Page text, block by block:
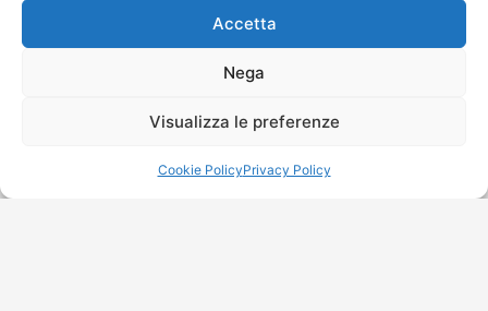
Accetta
Nega
Visualizza le preferenze
Cookie PolicyPrivacy Policy
Box Doccia